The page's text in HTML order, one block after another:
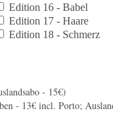
Edition 16 - Babel
Edition 17 - Haare
Edition 18 - Schmerz
- 15€)
- 13€ incl. Porto;